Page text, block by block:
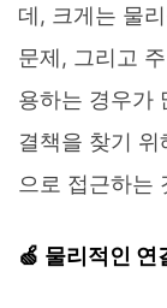
데, 크게는 물
문제, 그리고
용하는 경우가
결책을 찾기
으로 접근하는
🍏 물리적인